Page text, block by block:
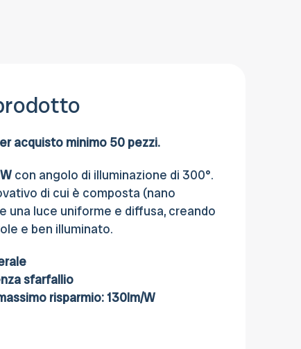
acquisto minimo 50 pezzi.
con angolo di illuminazione di 300°.
di cui è composta (nano
una luce uniforme e diffusa, creando
e ben illuminato.
sfarfallio
risparmio: 130lm/W